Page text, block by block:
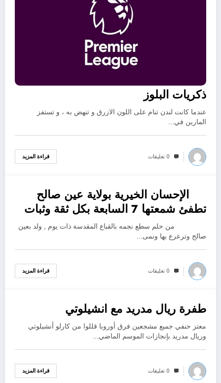
ذكريات البلوز
عندما كانت لندن تنام على اللون الازرق و تنهض به ، و تستفز
المارين في…
0 تعليقات قراءة المزيد
أكتوبر 19, 2022
الإحسان الخيرية بولاية عين صالح
تطفئ شمعتها 7 السابعة بكل ثقة وثبات
من حلم سطع نجمه بالقباع المقدسة ذات يوم , ولد بعين
صالح وترعرع بها ونمى…
0 تعليقات قراءة المزيد
أكتوبر 19, 2022
طفرة ريال مدريد مع انشيلوتي
معتز حنفي جميع مشجعين فرق أوروبا قللوا من كارلو أنشيلوتي
وريال مدريد بإنجازات الموسم الماضي…
0 تعليقات قراءة المزيد